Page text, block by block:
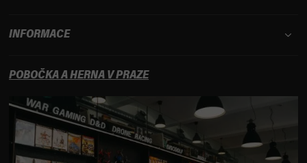
INFORMACE
POBOČKA A HERNA V PRAZE